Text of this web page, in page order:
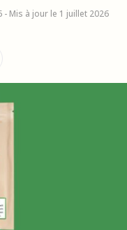
- Mis à jour le 1 juillet 2026